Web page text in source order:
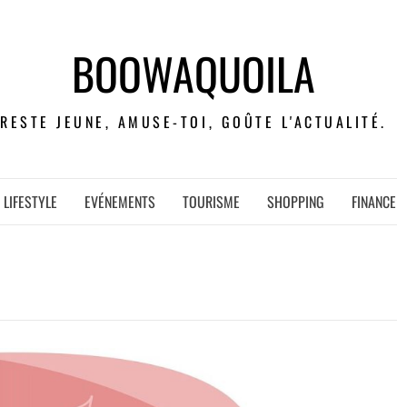
BOOWAQUOILA
RESTE JEUNE, AMUSE-TOI, GOÛTE L'ACTUALITÉ.
LIFESTYLE EVÉNEMENTS TOURISME SHOPPING FINANCE